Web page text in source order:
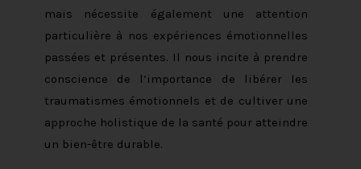
mais nécessite également une attention
particulière à nos expériences émotionnelles
passées et présentes. Il nous incite à prendre
conscience de l’importance de libérer les
traumatismes émotionnels et de cultiver une
approche holistique de la santé pour atteindre
un bien-être durable.